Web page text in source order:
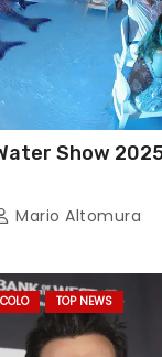
Show
Mario Altomura
TOP NEWS